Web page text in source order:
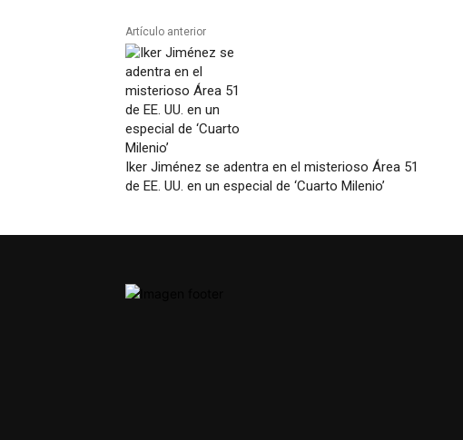
Artículo anterior
Iker Jiménez se adentra en el misterioso Área 51
de EE. UU. en un especial de ‘Cuarto Milenio’